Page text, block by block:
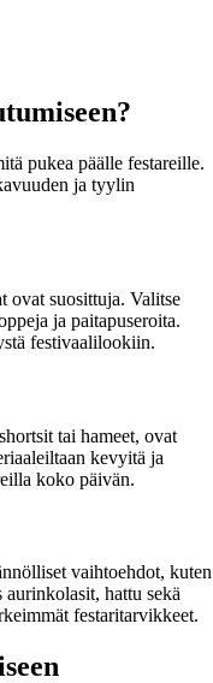
pukea päälle festareille.
ja tyylin
ovat suosittuja. Valitse
ja paitapuseroita.
festivaalilookiin.
tai hameet, ovat
kevyitä ja
koko päivän.
vaihtoehdot, kuten
hattu sekä
festaritarvikkeet.